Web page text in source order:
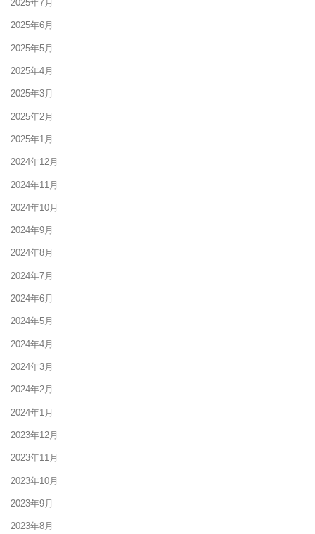
2025年7月
2025年6月
2025年5月
2025年4月
2025年3月
2025年2月
2025年1月
2024年12月
2024年11月
2024年10月
2024年9月
2024年8月
2024年7月
2024年6月
2024年5月
2024年4月
2024年3月
2024年2月
2024年1月
2023年12月
2023年11月
2023年10月
2023年9月
2023年8月